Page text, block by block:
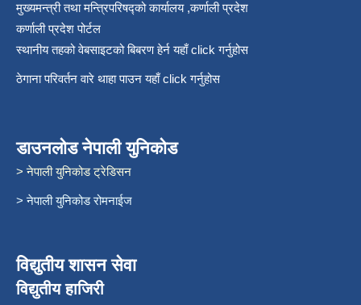
मुख्यमन्त्री तथा मन्त्रिपरिषद्को कार्यालय ,कर्णाली प्रदेश
कर्णाली प्रदेश पोर्टल
स्थानीय तहको वेबसाइटको बिबरण हेर्न यहाँ click गर्नुहोस
ठेगाना परिवर्तन वारे थाहा पाउन यहाँ click गर्नुहोस
डाउनलोड नेपाली युनिकोड
> नेपाली युनिकोड ट्रेडिसन
> नेपाली युनिकोड रोमनाईज
विद्युतीय शासन सेवा
विद्युतीय हाजिरी